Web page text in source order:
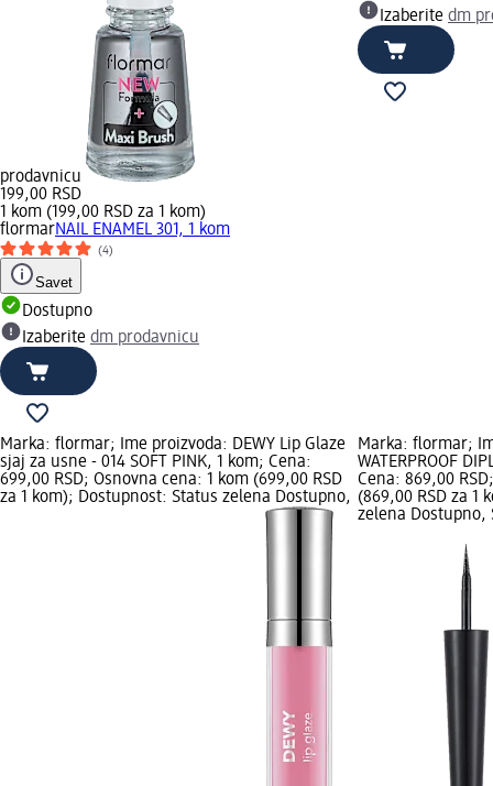
prodavnicu
199,00 RSD
1 kom (199,00 RSD za 1 kom)
flormarNAIL ENAMEL 301, 1 kom
(4)
Savet
Dostupno
Izaberite dm prodavnicu
Izaberite dm
Marka: flormar; Ime proizvoda: DEWY Lip Glaze
sjaj za usne - 014 SOFT PINK, 1 kom; Cena:
699,00 RSD; Osnovna cena: 1 kom (699,00 RSD
za 1 kom); Dostupnost: Status zelena Dostupno,
Marka: flormar;
WATERPROOF
Cena: 869,00
(869,00 RSD za 1
zelena Dostupno,